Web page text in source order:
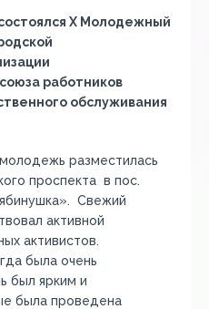
Х Молодежный
работников
обслуживания
разместилась
проспекта в пос.
Свежий
активной
активистов.
была очень
был ярким и
была проведена